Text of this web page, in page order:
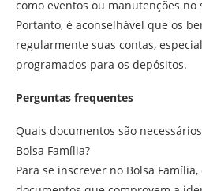
como eventos ou manutenções no
Portanto, é aconselhável que os
regularmente suas contas,
programados para os depósitos.
Perguntas frequentes
Quais documentos são
Bolsa Família?
Para se inscrever no Bolsa